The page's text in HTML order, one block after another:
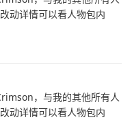
动详情可以看人物包内
，与我的其他所有人
动详情可以看人物包内